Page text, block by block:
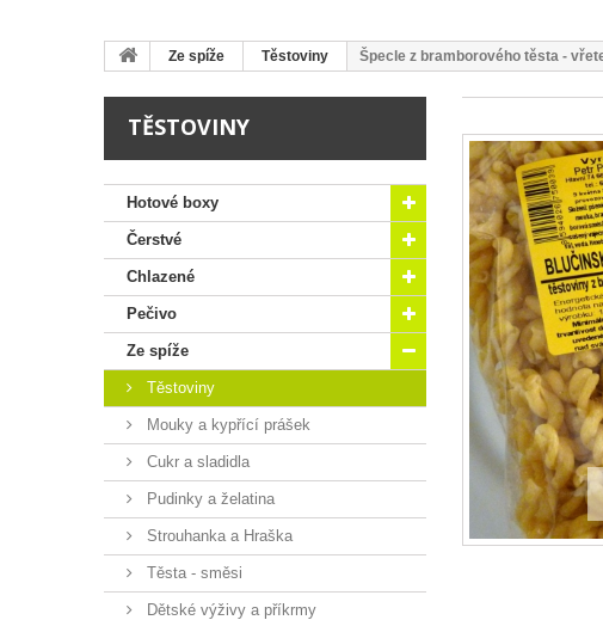
Ze spíže Těstoviny Špecle z bramborového těsta -
TĚSTOVINY
Hotové boxy
Čerstvé
Chlazené
Pečivo
Ze spíže
Těstoviny
Mouky a kypřící prášek
Cukr a sladidla
Pudinky a želatina
Strouhanka a Hraška
Těsta - směsi
Dětské výživy a příkrmy